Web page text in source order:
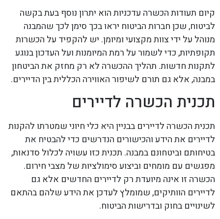
קיום תעודות הכשרה עדכניות הוא יתרון נוסף בעת בקשה
לביטוח, שכן חברות הביטוח יראו בכך סימן לכך שהמבנה
מנוהל על ידי צוות מקצועי ומיומן. יש להקפיד על הכשרות
תקופתיות, כדי לשמור על רמת המיומנות ועל העדכון בנוגע
לתקנות חדשות. תהליך ההכשרה לא רק מחזק את הביטחון
במבנה, אלא גם תורם לשיפור האווירה הכללית בין הדיירים.
תכנית הכשרה לדיירים
תכנית הכשרה לדיירים בבניין היא כלי חיוני שמטרתו להקנות
לדיירים את הידע והכישורים הנדרשים כדי להבטיח את
בטיחותם וביטחונם במבנה. תכנית כזו עשויה לכלול סדנאות,
מפגשים עם מומחים וביצוע סימולציות של מצבי חירום.
הכשרה זו אינה מיועדת רק לדיירים החדשים אלא גם
לדיירים הוותיקים, שמומלץ לעדכן את הידע שלהם בהתאם
לשינויים בחוק ובדרישות הביטוח.